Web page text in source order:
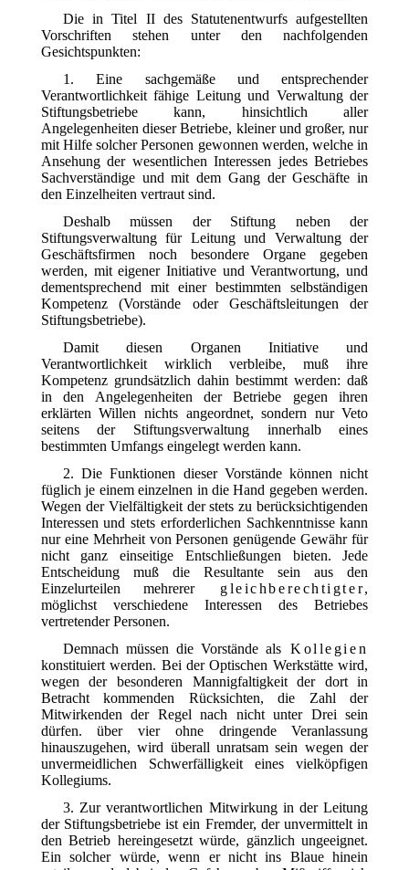
Die in Titel II des Statutenentwurfs aufgestellten
Vorschriften stehen unter den nachfolgenden
Gesichtspunkten:
1. Eine sachgemäße und entsprechender
Verantwortlichkeit fähige Leitung und Verwaltung der
Stiftungsbetriebe kann, hinsichtlich aller
Angelegenheiten dieser Betriebe, kleiner und großer, nur
mit Hilfe solcher Personen gewonnen werden, welche in
Ansehung der wesentlichen Interessen jedes Betriebes
Sachverständige und mit dem Gang der Geschäfte in
den Einzelheiten vertraut sind.
Deshalb müssen der Stiftung neben der
Stiftungsverwaltung für Leitung und Verwaltung der
Geschäftsfirmen noch besondere Organe gegeben
werden, mit eigener Initiative und Verantwortung, und
dementsprechend mit einer bestimmten selbständigen
Kompetenz (Vorstände oder Geschäftsleitungen der
Stiftungsbetriebe).
Damit diesen Organen Initiative und
Verantwortlichkeit wirklich verbleibe, muß ihre
Kompetenz grundsätzlich dahin bestimmt werden: daß
in den Angelegenheiten der Betriebe gegen ihren
erklärten Willen nichts angeordnet, sondern nur Veto
seitens der Stiftungsverwaltung innerhalb eines
bestimmten Umfangs eingelegt werden kann.
2. Die Funktionen dieser Vorstände können nicht
füglich je einem einzelnen in die Hand gegeben werden.
Wegen der Vielfältigkeit der stets zu berücksichtigenden
Interessen und stets erforderlichen Sachkenntnisse kann
nur eine Mehrheit von Personen genügende Gewähr für
nicht ganz einseitige Entschließungen bieten. Jede
Entscheidung muß die Resultante sein aus den
Einzelurteilen mehrerer
gleichberechtigter,
möglichst verschiedene Interessen des Betriebes
vertretender Personen.
Demnach müssen die Vorstände als Kollegien
konstituiert werden. Bei der Optischen Werkstätte wird,
wegen der besonderen Mannigfaltigkeit der dort in
Betracht kommenden Rücksichten, die Zahl der
Mitwirkenden der Regel nach nicht unter Drei sein
dürfen. über vier ohne dringende Veranlassung
hinauszugehen, wird überall unratsam sein wegen der
unvermeidlichen Schwerfälligkeit eines vielköpfigen
Kollegiums.
3. Zur verantwortlichen Mitwirkung in der Leitung
der Stiftungsbetriebe ist ein Fremder, der unvermittelt in
den Betrieb hereingesetzt würde, gänzlich ungeeignet.
Ein solcher würde, wenn er nicht ins Blaue hinein